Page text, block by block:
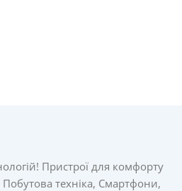
Пристрої для комфорту
Побутова техніка, Смартфони,